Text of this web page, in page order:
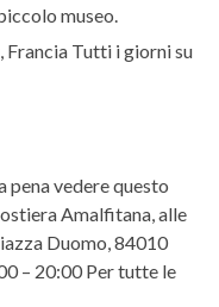
museo.
Francia Tutti i giorni su
pena vedere questo
Amalfitana, alle
Duomo, 84010
– 20:00 Per tutte le